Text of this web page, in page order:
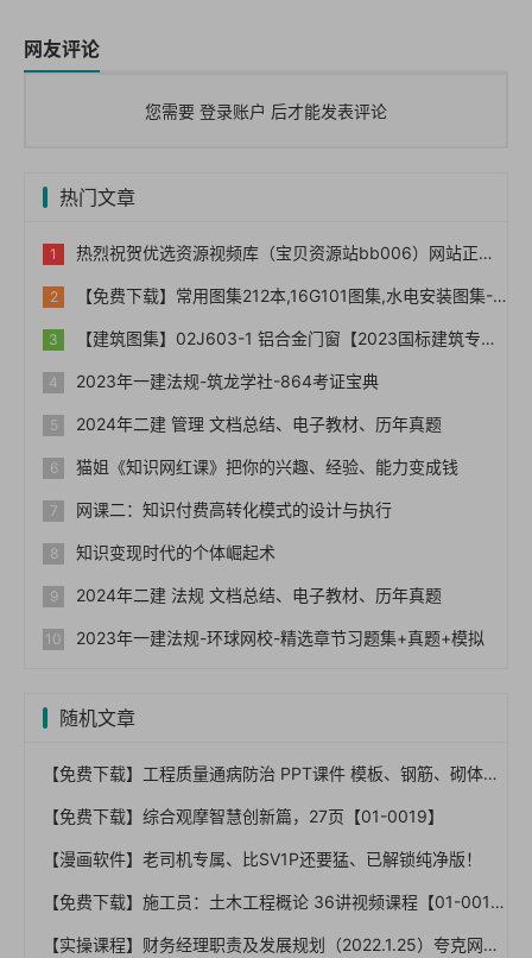
网友评论
您需要 登录账户 后才能发表评论
热门文章
热烈祝贺优选资源视频库（宝贝资源站bb006）网站正式上线！！
【免费下载】常用图集212本,16G101图集,水电安装图集-254本【01-0014】
【建筑图集】02J603-1 铝合金门窗【2023国标建筑专业图集大全】
2023年一建法规-筑龙学社-864考证宝典
2024年二建 管理 文档总结、电子教材、历年真题
猫姐《知识网红课》把你的兴趣、经验、能力变成钱
网课二：知识付费高转化模式的设计与执行
知识变现时代的个体崛起术
2024年二建 法规 文档总结、电子教材、历年真题
2023年一建法规-环球网校-精选章节习题集+真题+模拟
随机文章
【免费下载】工程质量通病防治 PPT课件 模板、钢筋、砌体、外墙、楼地面等【01-0005】
【免费下载】综合观摩智慧创新篇，27页【01-0019】
【漫画软件】老司机专属、比SV1P还要猛、已解锁纯净版！
【免费下载】施工员：土木工程概论 36讲视频课程【01-0010】
【实操课程】财务经理职责及发展规划（2022.1.25）夸克网盘下载！